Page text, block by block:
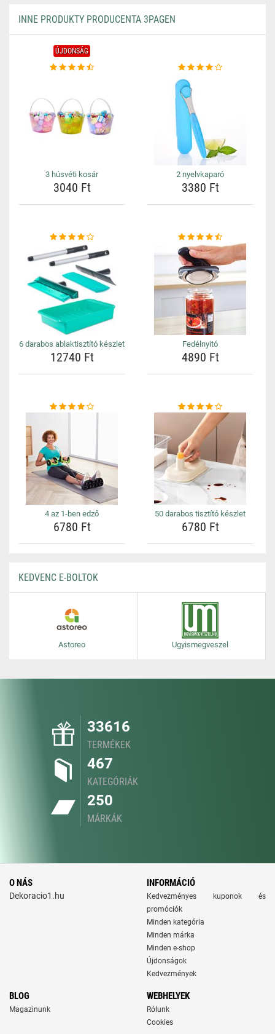
INNE PRODUKTY PRODUCENTA 3PAGEN
ÚJDONSÁG
3 húsvéti kosár
3040 Ft
2 nyelvkaparó
3380 Ft
6 darabos ablaktisztító készlet
12740 Ft
Fedélnyitó
4890 Ft
4 az 1-ben edző
6780 Ft
50 darabos tisztító készlet
6780 Ft
KEDVENC E-BOLTOK
Astoreo Ugyismegveszel
33616
TERMÉKEK
467
KATEGÓRIÁK
250
MÁRKÁK
O NÁS
Dekoracio1.hu
INFORMÁCIÓ
Kedvezményes kuponok és
promóciók
Minden kategória
Minden márka
Minden e-shop
Újdonságok
Kedvezmények
BLOG
Magazinunk
WEBHELYEK
Rólunk
Cookies